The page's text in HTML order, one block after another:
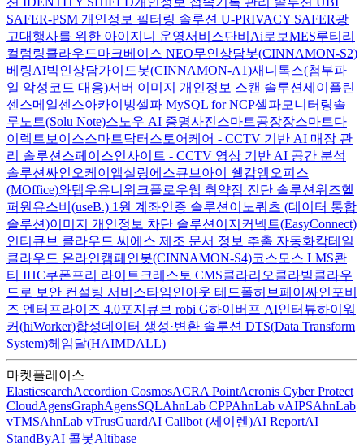
SAFER-PSM 개인정보 필터링 솔루션 U-PRIVACY SAFER광
고대행사를 위한 아이지니 운영서비스단비Ai로보MES루티 리
컬럼링클라우드마크베이스 NEO무인상담봇(CINNAMON-S2)
베링AI빅인상담가이드봇(CINNAMON-A1)새니톡스(첨부파
일 악성코드 대응)서버 이미지 개인정보 스캔 솔루션세이플린
센스메일센스아카이빙셀파 MySQL for NCP셀파모니터링솔
루노트(Solu Note)스노우 AI 증명사진스마트공장장스마트다
이렉트보이스스마트닥터 스토어케어 - CCTV 기반 AI 매장 관
리 솔루션 스페이스인사이트 - CCTV 영상 기반 AI 공간 분석
솔루션싸인오케이 앱실링에스큐브아이 쉘캅엠오피스
(MOffice)와탭우유니 워크플로우웹 취약점 진단 솔루션 위즈헬
퍼원 유스비(useB.) 1원 계좌인증 솔루션 이노쿼츠 (데이터 통합
솔루션)이미지 개인정보 차단 솔루션 이지커넥트(EasyConnect)
인티큐브 클라우드 씨에스 제조 문서 정보 추출 자동화칵테일
클라우드 온라인캠페인봇(CINNAMON-S4)코스모스 LMS콴
티 IHC쿠폰프리 라이트 크레스토 CMS클라리오클라빌클라우
드로 보안 컨설팅 서비스타임인아웃 테드폴허브페이싸인 포비
즈 엔터프라이즈 4.0포지큐브 robi G하이버프 AI인터뷰하이워
커(hiWorker)합성데이터 생성·변환 솔루션 DTS(Data Transform
System)헤임달(HAIMDALL)
마켓플레이스
ElasticsearchAccordion CosmosACRA PointAcronis Cyber Protect
CloudAgensGraphAgensSQLAhnLab CPPAhnLab vAIPSAhnLab
vTMSAhnLab vTrusGuardAI Callbot (세이렌)AI ReportAI
StandByAI 콜봇Altibase